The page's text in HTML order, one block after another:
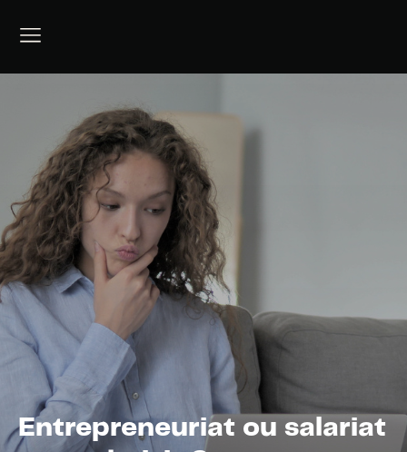
Entrepreneuriat ou salariat